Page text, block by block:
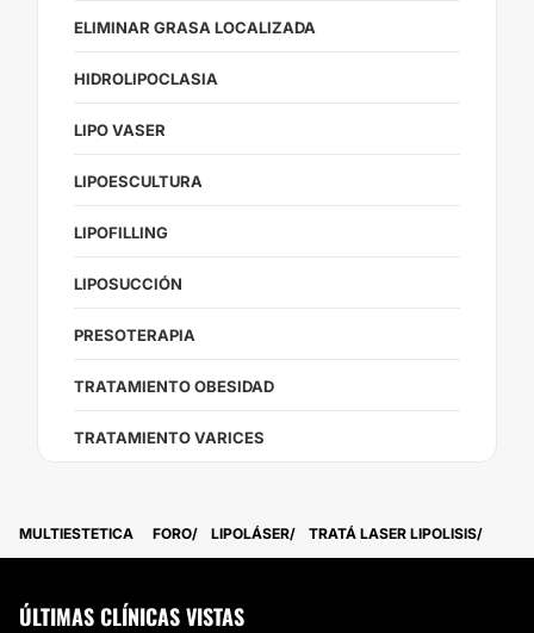
ELIMINAR GRASA LOCALIZADA
HIDROLIPOCLASIA
LIPO VASER
LIPOESCULTURA
LIPOFILLING
LIPOSUCCIÓN
PRESOTERAPIA
TRATAMIENTO OBESIDAD
TRATAMIENTO VARICES
MULTIESTETICA FORO LIPOLÁSER TRATÁ LASER LIPOLISIS
ÚLTIMAS CLÍNICAS VISTAS